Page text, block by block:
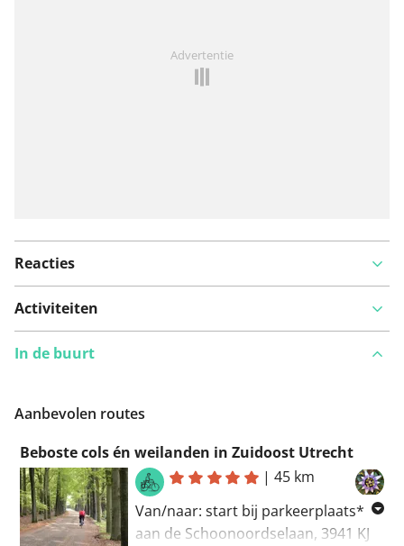
Advertentie
Reacties
Activiteiten
In de buurt
Aanbevolen routes
Beboste cols én weilanden in Zuidoost Utrecht
|45 km
Van/naar: start bij parkeerplaats*
aan de Schoonoordselaan, 3941 KJ